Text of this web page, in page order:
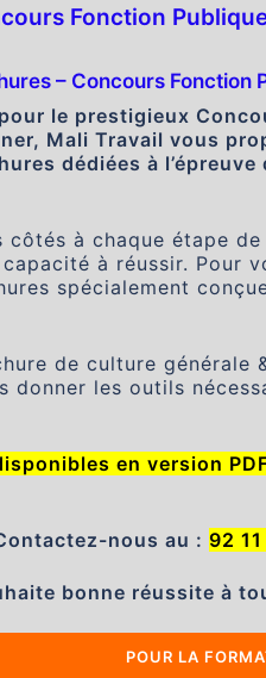
Fonction
– Concours Fonction
le prestigieux
Mali Travail vous
dédiées à
côtés à chaque étape
à réussir. Pour
spécialement
de culture
donner les outils
en version
nous au : 92
bonne réussite à
POUR LA